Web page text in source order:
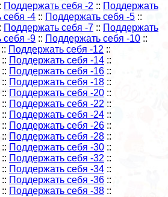
Поддержать себя -2 :: Поддержать
себя -4 :: Поддержать себя -5 ::
Поддержать себя -7 :: Поддержать
себя -9 :: Поддержать себя -10 ::
:: Поддержать себя -12 ::
:: Поддержать себя -14 ::
:: Поддержать себя -16 ::
:: Поддержать себя -18 ::
:: Поддержать себя -20 ::
:: Поддержать себя -22 ::
:: Поддержать себя -24 ::
:: Поддержать себя -26 ::
:: Поддержать себя -28 ::
:: Поддержать себя -30 ::
:: Поддержать себя -32 ::
:: Поддержать себя -34 ::
:: Поддержать себя -36 ::
:: Поддержать себя -38 ::